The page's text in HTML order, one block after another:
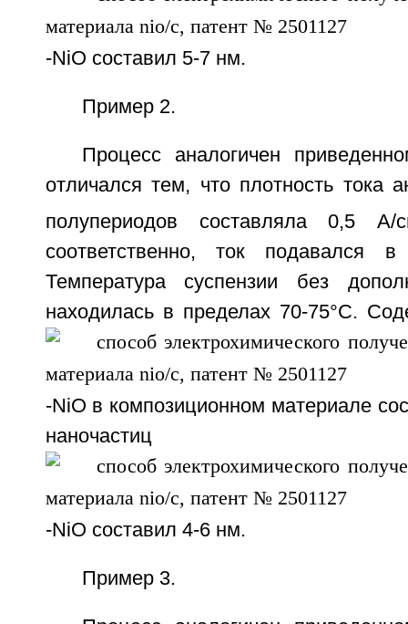
-NiO составил 5-7 нм.
Пример 2.
Процесс аналогичен
отличался тем, что плотность тока
полупериодов составляла 0,5 А/
соответственно, ток подавался
Температура суспензии без
находилась в пределах 70-75°С.
-NiO в композиционном материале
наночастиц
-NiO составил 4-6 нм.
Пример 3.